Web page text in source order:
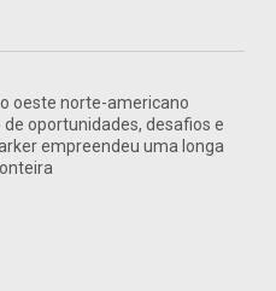
oeste norte-americano
oportunidades, desafios e
empreendeu uma longa